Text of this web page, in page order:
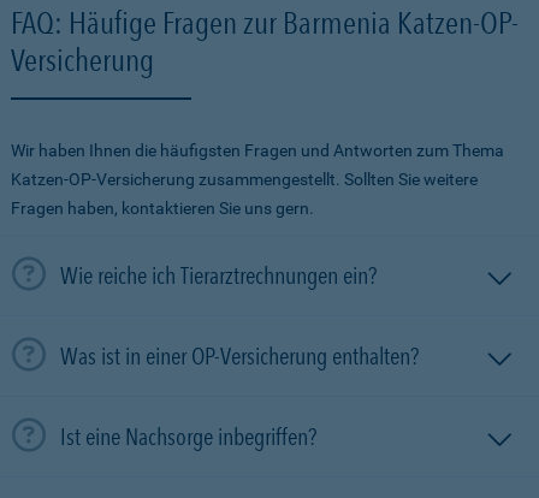
FAQ: Häufige Fragen zur Barmenia Katzen-OP-
Versicherung
Wir haben Ihnen die häufigsten Fragen und Antworten zum Thema
Katzen-OP-Versicherung zusammengestellt. Sollten Sie weitere
Fragen haben, kontaktieren Sie uns gern.
Wie reiche ich Tierarztrechnungen ein?
Was ist in einer OP-Versicherung enthalten?
Ist eine Nachsorge inbegriffen?